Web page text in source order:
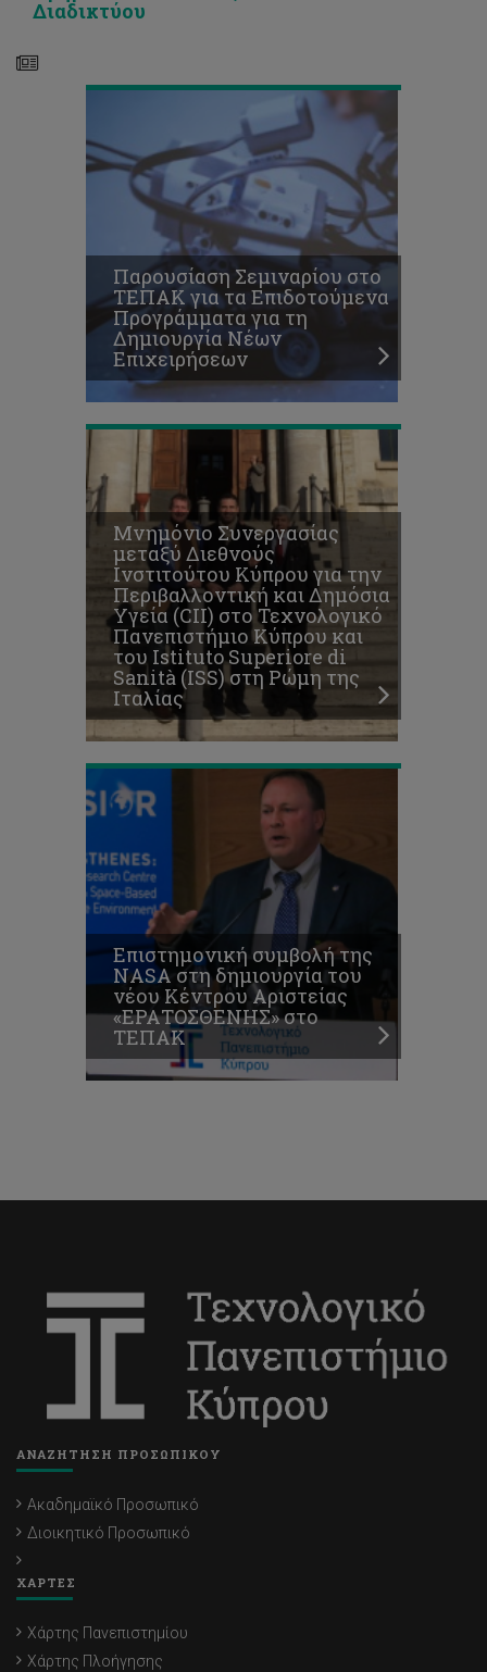
Διαδικτύου
Νέων
Παρουσίαση Σεμιναρίου στο
ΤΕΠΑΚ για τα Επιδοτούμενα
Προγράμματα για τη
Δημιουργία Νέων
Επιχειρήσεων
και
στο
Πανεπιστήμιο
Κύπρου
και
του
Istituto
Superiore
di
Sanità
(ISS)
στη
Ρώμη
της
Ιταλίας
Μνημόνιο Συνεργασίας
μεταξύ Διεθνούς
Ινστιτούτου Κύπρου για την
Περιβαλλοντική και Δημόσια
Υγεία (CII) στο Τεχνολογικό
Πανεπιστήμιο Κύπρου και
του Istituto Superiore di
Sanità (ISS) στη Ρώμη της
Ιταλίας
Επιστημονική
συμβολή
της
NASA
στη
δημιουργία
του
νέου
Κέντρου
Αριστείας
«ΕΡΑΤΟΣΘΕΝΗΣ»
στο
ΤΕΠΑΚ
Επιστημονική συμβολή της
NASA στη δημιουργία του
νέου Κέντρου Αριστείας
«ΕΡΑΤΟΣΘΕΝΗΣ» στο
ΤΕΠΑΚ
ΑΝΑΖΗΤΗΣΗ ΠΡΟΣΩΠΙΚΟΥ
Ακαδημαϊκό Προσωπικό
Διοικητικό Προσωπικό
ΧΑΡΤΕΣ
Χάρτης Πανεπιστημίου
Χάρτης Πλοήγησης